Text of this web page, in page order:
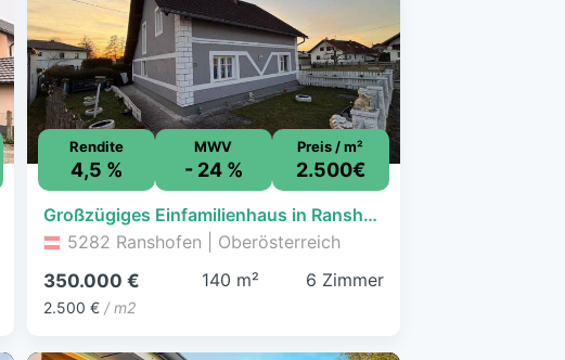
Rendite
4,5 %
MWV
- 24 %
Preis / m²
2.500€
Großzügiges Einfamilienhaus in Ranshofen
5282 Ranshofen | Oberösterreich
350.000 €
2.500 € / m2
140 m² 6 Zimmer